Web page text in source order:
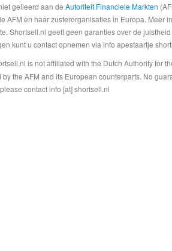
gelieerd aan de Autoriteit Financiele Markten
AFM en haar zusterorganisaties in Europa.
Shortsell.nl geeft geen garanties over de
kunt u contact opnemen via info apestaartje
is not affiliated with the Dutch Authority for
the AFM and its European counterparts. No
contact info [at] shortsell.nl